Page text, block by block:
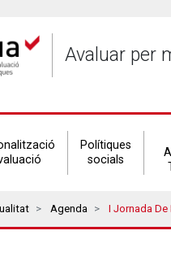
Avaluar per
Polítiques
socials
Agenda I Jornada